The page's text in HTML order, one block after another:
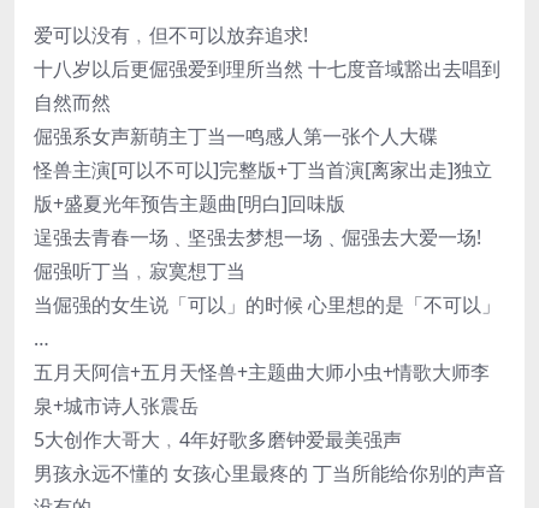
爱可以没有﹐但不可以放弃追求!
十八岁以后更倔强爱到理所当然 十七度音域豁出去唱到
自然而然
倔强系女声新萌主丁当一鸣感人第一张个人大碟
怪兽主演[可以不可以]完整版+丁当首演[离家出走]独立
版+盛夏光年预告主题曲[明白]回味版
逞强去青春一场﹑坚强去梦想一场﹑倔强去大爱一场!
倔强听丁当﹐寂寞想丁当
当倔强的女生说「可以」的时候 心里想的是「不可以」
…
五月天阿信+五月天怪兽+主题曲大师小虫+情歌大师李
泉+城市诗人张震岳
5大创作大哥大﹐4年好歌多磨钟爱最美强声
男孩永远不懂的 女孩心里最疼的 丁当所能给你别的声音